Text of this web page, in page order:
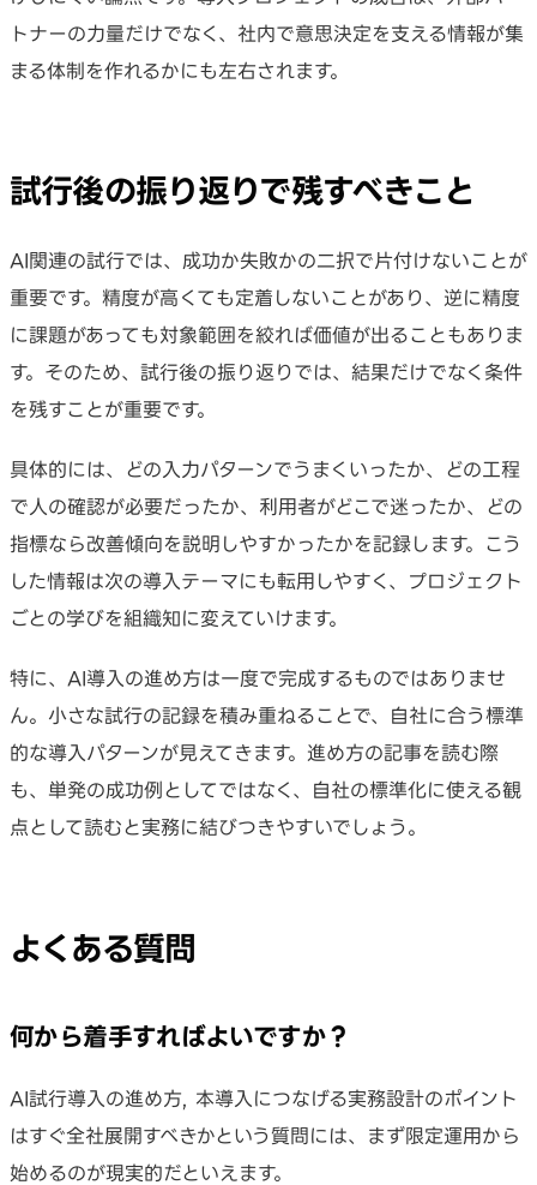
トナーの力量だけでなく、社内で意思決定を支える情報が集
まる体制を作れるかにも左右されます。
試行後の振り返りで残すべきこと
AI関連の試行では、成功か失敗かの二択で片付けないことが
重要です。精度が高くても定着しないことがあり、逆に精度
に課題があっても対象範囲を絞れば価値が出ることもありま
す。そのため、試行後の振り返りでは、結果だけでなく条件
を残すことが重要です。
具体的には、どの入力パターンでうまくいったか、どの工程
で人の確認が必要だったか、利用者がどこで迷ったか、どの
指標なら改善傾向を説明しやすかったかを記録します。こう
した情報は次の導入テーマにも転用しやすく、プロジェクト
ごとの学びを組織知に変えていけます。
特に、AI導入の進め方は一度で完成するものではありませ
ん。小さな試行の記録を積み重ねることで、自社に合う標準
的な導入パターンが見えてきます。進め方の記事を読む際
も、単発の成功例としてではなく、自社の標準化に使える観
点として読むと実務に結びつきやすいでしょう。
よくある質問
何から着手すればよいですか？
AI試行導入の進め方, 本導入につなげる実務設計のポイント
はすぐ全社展開すべきかという質問には、まず限定運用から
始めるのが現実的だといえます。